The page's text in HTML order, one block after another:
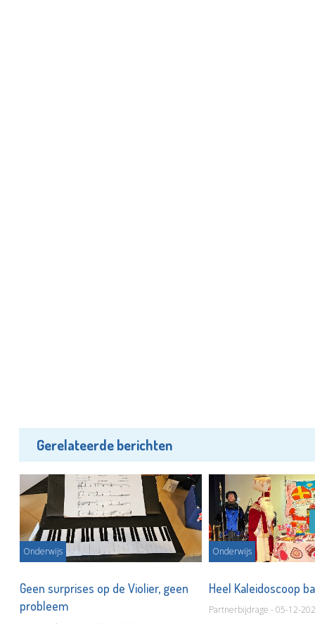
Gerelateerde berichten
Onderwijs
Geen surprises op de Violier, geen
probleem
Onderwijs
Heel Kaleidoscoop
Partnerbijdrage - 05-12-